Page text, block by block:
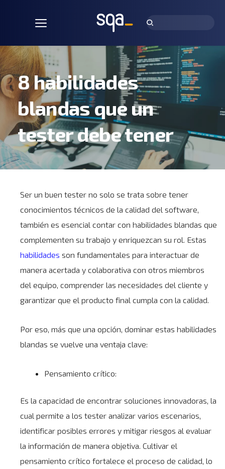
8 habilidades
blandas que un
tester debe tener
Ser un buen tester no solo se trata sobre tener
conocimientos técnicos de la calidad del software,
también es esencial contar con habilidades blandas que
complementen su trabajo y enriquezcan su rol. Estas
habilidades son fundamentales para interactuar de
manera acertada y colaborativa con otros miembros
del equipo, comprender las necesidades del cliente y
garantizar que el producto final cumpla con la calidad.
Por eso, más que una opción, dominar estas habilidades
blandas se vuelve una ventaja clave:
Pensamiento crítico:
Es la capacidad de encontrar soluciones innovadoras, la
cual permite a los tester analizar varios escenarios,
identificar posibles errores y mitigar riesgos al evaluar
la información de manera objetiva. Cultivar el
pensamiento crítico fortalece el proceso de calidad, lo